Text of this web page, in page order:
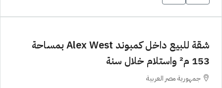
شقة للبيع داخل كمبوند Alex West بمساحة
153 م² واستلام خلال سنة
جمهورية مصر العربية